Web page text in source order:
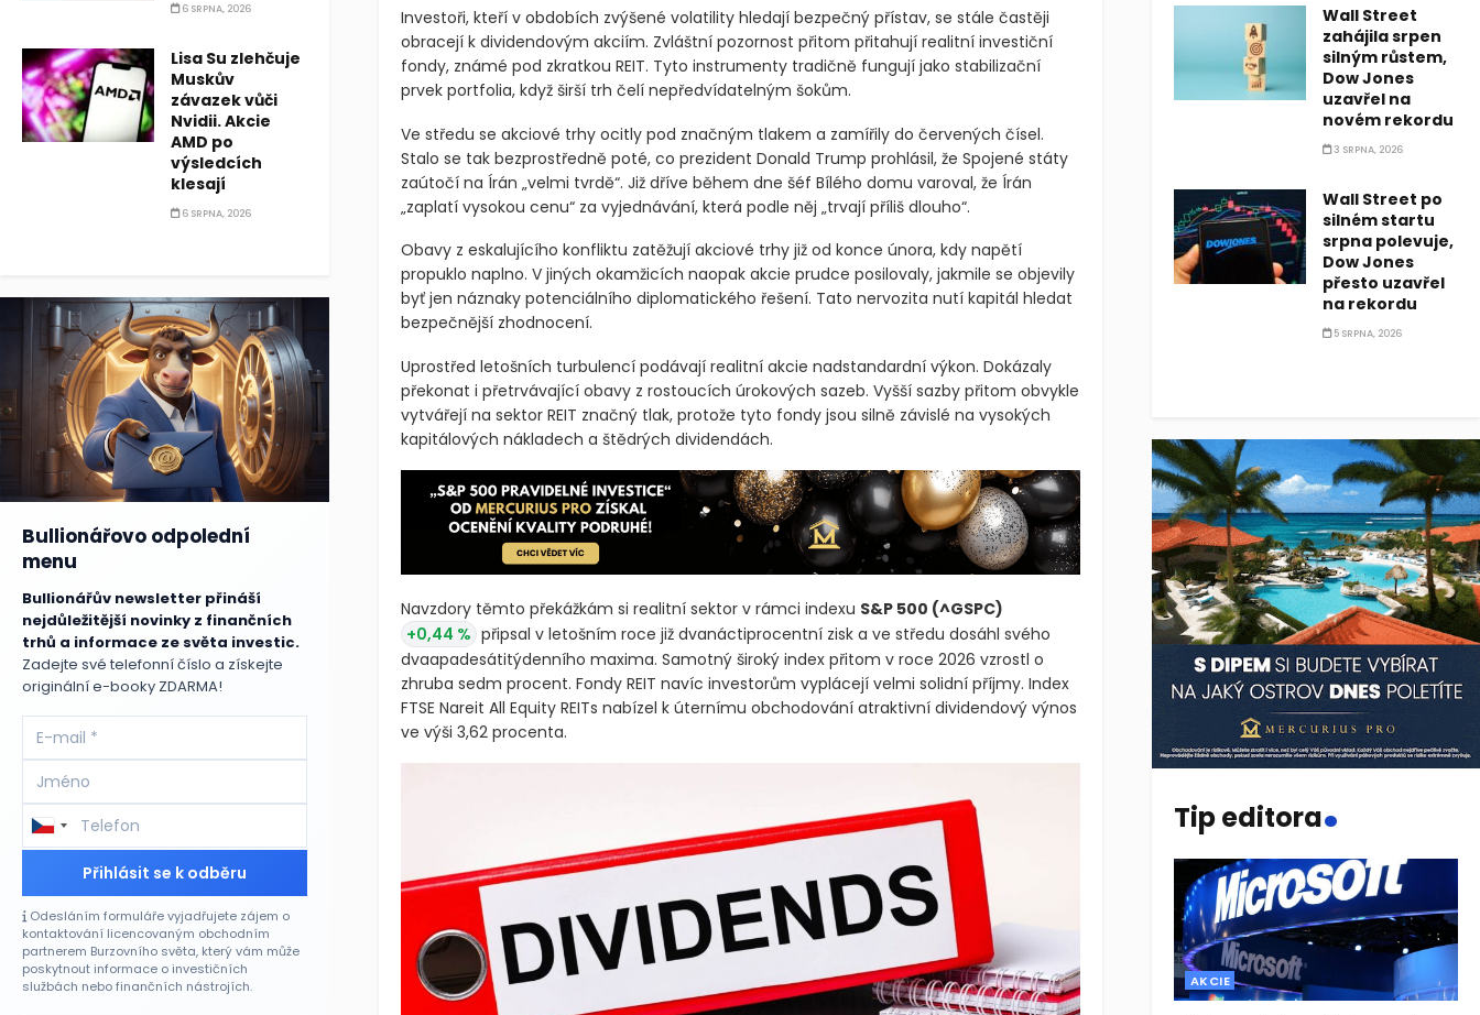
Geopolitické napětí a hledání tržní stability
Investoři, kteří v obdobích zvýšené volatility hledají bezpečný přístav, se stále častěji
obracejí k dividendovým akciím. Zvláštní pozornost přitom přitahují realitní investiční
fondy, známé pod zkratkou REIT. Tyto instrumenty tradičně fungují jako stabilizační
prvek portfolia, když širší trh čelí nepředvídatelným šokům.
Ve středu se akciové trhy ocitly pod značným tlakem a zamířily do červených čísel.
Stalo se tak bezprostředně poté, co prezident Donald Trump prohlásil, že Spojené státy
zaútočí na Írán „velmi tvrdě“. Již dříve během dne šéf Bílého domu varoval, že Írán
„zaplatí vysokou cenu“ za vyjednávání, která podle něj „trvají příliš dlouho“.
Obavy z eskalujícího konfliktu zatěžují akciové trhy již od konce února, kdy napětí
propuklo naplno. V jiných okamžicích naopak akcie prudce posilovaly, jakmile se objevily
byť jen náznaky potenciálního diplomatického řešení. Tato nervozita nutí kapitál hledat
bezpečnější zhodnocení.
Uprostřed letošních turbulencí podávají realitní akcie nadstandardní výkon. Dokázaly
překonat i přetrvávající obavy z rostoucích úrokových sazeb. Vyšší sazby přitom obvykle
vytvářejí na sektor REIT značný tlak, protože tyto fondy jsou silně závislé na vysokých
kapitálových nákladech a štědrých dividendách.
Navzdory těmto překážkám si realitní sektor v rámci indexu
(^GSPC)
+0,44 %
připsal v letošním roce již dvanáctiprocentní zisk a ve středu dosáhl svého
dvaapadesátitýdenního maxima. Samotný široký index přitom v roce 2026 vzrostl o
zhruba sedm procent. Fondy REIT navíc investorům vyplácejí velmi solidní příjmy. Index
FTSE Nareit All Equity REITs nabízel k úternímu obchodování atraktivní dividendový výnos
6 SRPNA, 2026
Lisa Su zlehčuje
Muskův
závazek vůči
Nvidii. Akcie
AMD po
výsledcích
klesají
6 SRPNA, 2026
Bullionářovo odpolední
menu
Bullionářův newsletter přináší
nejdůležitější novinky z finančních
trhů a informace ze světa investic.
Zadejte své telefonní číslo a získejte
originální e-booky ZDARMA!
Přihlásit se k odběru
Odesláním formuláře vyjadřujete zájem o
kontaktování licencovaným obchodním
partnerem Burzovního světa, který vám může
poskytnout informace o investičních
službách nebo finančních nástrojích.
Wall Street
zahájila srpen
silným růstem,
Dow Jones
uzavřel na
novém rekordu
3 SRPNA, 2026
Wall Street po
silném startu
srpna polevuje,
Dow Jones
přesto uzavřel
na rekordu
5 SRPNA, 2026
Tip editora.
AKCIE